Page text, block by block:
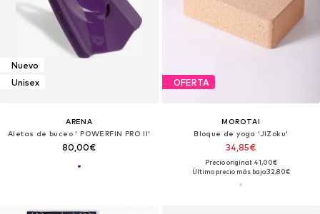
Nuevo
Unisex
ARENA
Aletas de buceo ' POWERFIN PRO II'
80,00€
OFERTA
MOROTAI
Bloque de yoga 'JIZoku'
34,85€
Precio original: 41,00€
Último precio más bajo:32,80€